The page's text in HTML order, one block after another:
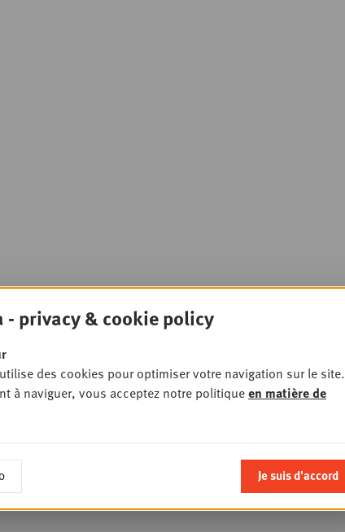
- privacy & cookie policy
des cookies pour optimiser votre navigation sur le site.
à naviguer, vous acceptez notre politiqueen matière de
Je suis d'accord